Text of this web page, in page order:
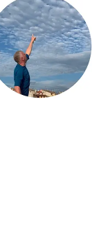
Zum
Inhalt
springen